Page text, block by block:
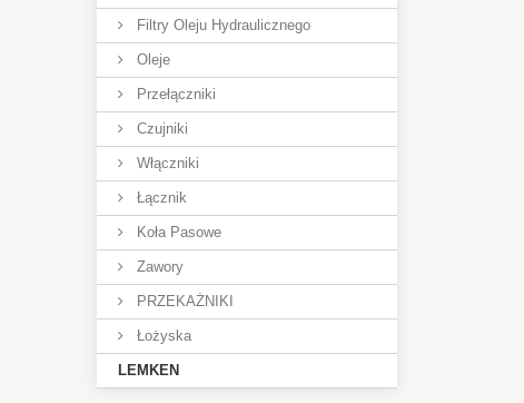
Filtry Oleju Hydraulicznego
Oleje
Przełączniki
Czujniki
Włączniki
Łącznik
Koła Pasowe
Zawory
PRZEKAŻNIKI
Łożyska
LEMKEN